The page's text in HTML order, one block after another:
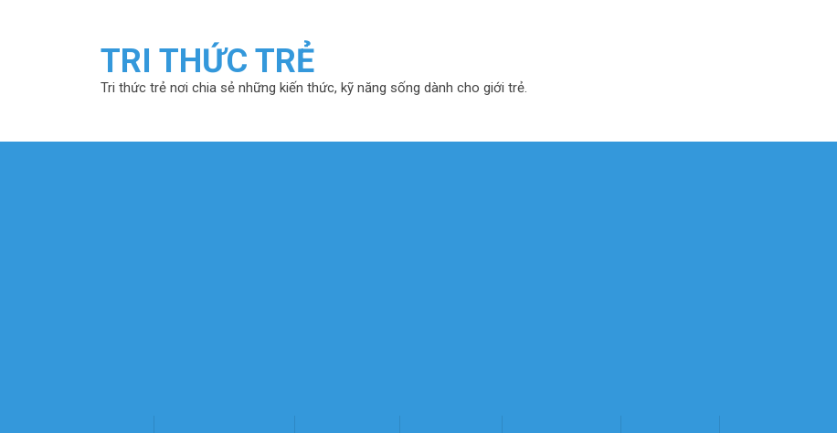
TRI THỨC TRẺ
Tri thức trẻ nơi chia sẻ những kiến thức, kỹ năng sống dành cho giới trẻ.